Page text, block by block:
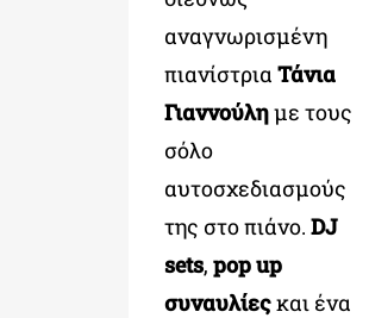
αναγνωρισμένη
πιανίστρια Τάνια
Γιαννούλημε τους
σόλο
αυτοσχεδιασμούς
της στο πιάνο. DJ
sets, pop up
συναυλίεςκαι ένα